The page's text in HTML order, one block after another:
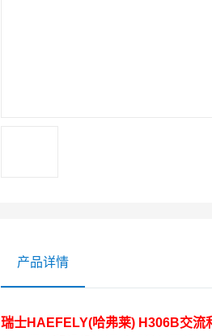
产品详情
瑞士HAEFELY(哈弗莱) H306B交流